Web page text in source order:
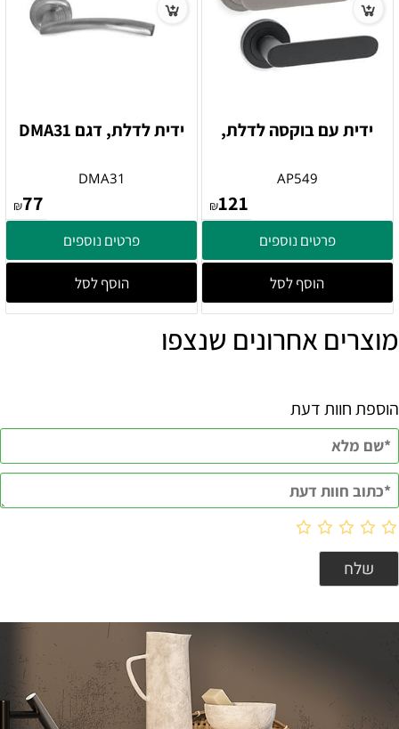
ידית עם בוקסה לדלת,
AP549
₪121
פרטים נוספים
הוסף לסל
ידית לדלת, דגם DMA31
DMA31
₪77
פרטים נוספים
הוסף לסל
מוצרים אחרונים שנצפו
הוספת חוות דעת